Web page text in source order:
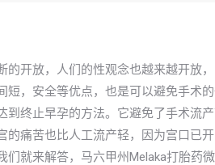
的开放，人们的性观念也越来越开放
短，安全等优点，也是可以避免手术
到终止早孕的方法。它避免了手术流
的痛苦也比人工流产轻，因为宫口已
们就来解答，马六甲州Melaka打胎药